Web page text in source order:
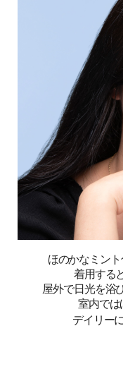
ほのかなミント
着用する
屋外で日光を浴
室内では
デイリー